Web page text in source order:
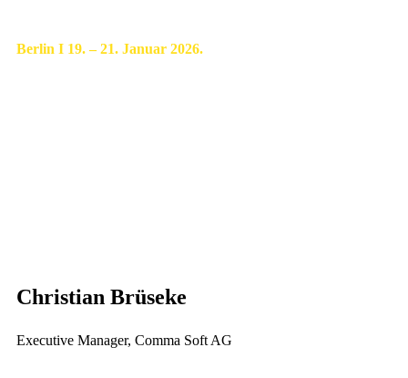
Berlin I 19. – 21. Januar 2026.
Christian Brüseke
Executive Manager, Comma Soft AG